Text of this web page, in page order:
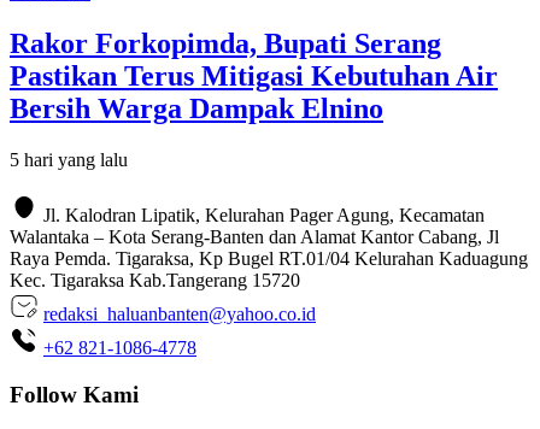
Rakor Forkopimda, Bupati Serang
Pastikan Terus Mitigasi Kebutuhan Air
Bersih Warga Dampak Elnino
5 hari yang lalu
Jl. Kalodran Lipatik, Kelurahan Pager Agung, Kecamatan
Walantaka – Kota Serang-Banten dan Alamat Kantor Cabang, Jl
Raya Pemda. Tigaraksa, Kp Bugel RT.01/04 Kelurahan Kaduagung
Kec. Tigaraksa Kab.Tangerang 15720
redaksi_haluanbanten@yahoo.co.id
+62 821-1086-4778
Follow Kami